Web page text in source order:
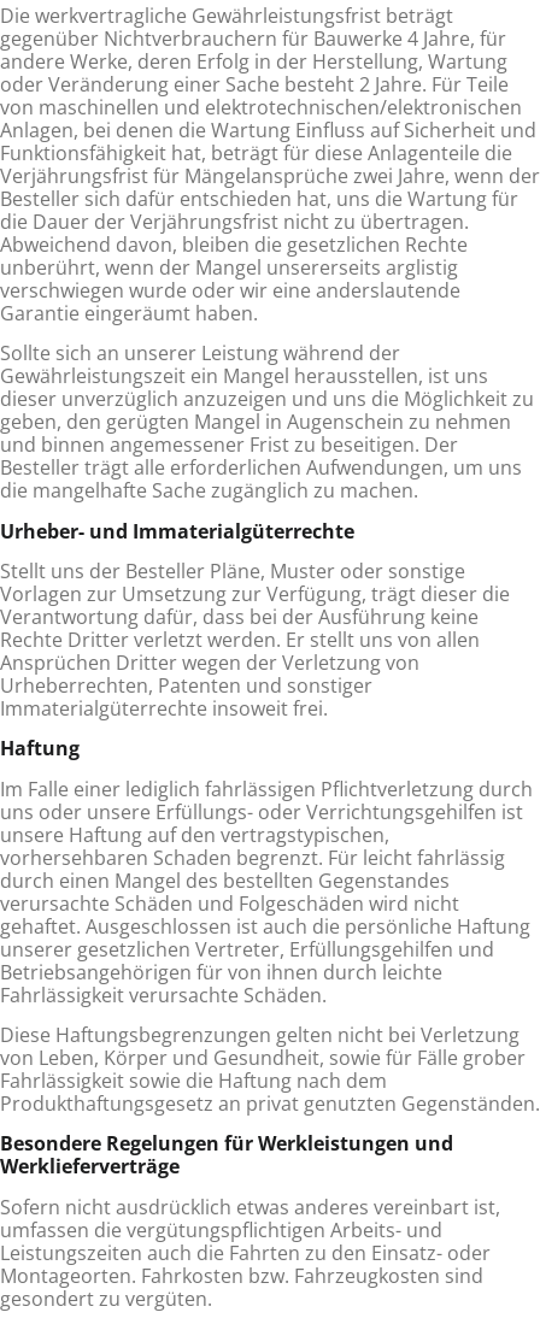
Die werkvertragliche Gewährleistungsfrist beträgt
gegenüber Nichtverbrauchern für Bauwerke 4 Jahre, für
andere Werke, deren Erfolg in der Herstellung, Wartung
oder Veränderung einer Sache besteht 2 Jahre. Für Teile
von maschinellen und elektrotechnischen/elektronischen
Anlagen, bei denen die Wartung Einfluss auf Sicherheit und
Funktionsfähigkeit hat, be­trägt für diese Anlagenteile die
Verjährungsfrist für Mängelansprüche zwei Jahre, wenn der
Besteller sich dafür entschie­den hat, uns die Wartung für
die Dauer der Verjährungsfrist nicht zu übertragen.
Abweichend davon, bleiben die gesetzlichen Rechte
unberührt, wenn der Mangel unsererseits arglistig
verschwiegen wurde oder wir eine anderslautende
Garantie eingeräumt haben.
Sollte sich an unserer Leistung während der
Gewährleistungszeit ein Mangel herausstellen, ist uns
dieser unverzüglich anzu­zeigen und uns die Möglichkeit zu
geben, den gerügten Mangel in Augenschein zu nehmen
und binnen angemessener Frist zu beseitigen. Der
Besteller trägt alle erforderlichen Aufwendungen, um uns
die mangelhafte Sache zugänglich zu machen.
Urheber- und Immaterialgüterrechte
Stellt uns der Besteller Pläne, Muster oder sonstige
Vorlagen zur Umsetzung zur Verfügung, trägt dieser die
Verantwor­tung dafür, dass bei der Ausführung keine
Rechte Dritter verletzt werden. Er stellt uns von allen
Ansprüchen Dritter wegen der Verletzung von
Urheberrechten, Patenten und sonstiger
Immaterialgüterrechte insoweit frei.
Haftung
Im Falle einer lediglich fahrlässigen Pflichtverletzung durch
uns oder unsere Erfüllungs- oder Verrichtungsgehilfen ist
unsere Haftung auf den vertragstypischen,
vorhersehbaren Schaden begrenzt. Für leicht fahrlässig
durch einen Mangel des bestell­ten Gegenstandes
verursachte Schäden und Folgeschäden wird nicht
gehaftet. Ausgeschlossen ist auch die persönliche Haftung
unserer gesetzlichen Vertreter, Erfüllungsgehilfen und
Betriebsangehörigen für von ihnen durch leichte
Fahrlässig­keit verursachte Schäden.
Diese Haftungsbegrenzungen gelten nicht bei Verletzung
von Leben, Körper und Gesundheit, sowie für Fälle grober
Fahrläs­sigkeit sowie die Haftung nach dem
Produkthaftungsgesetz an privat genutzten Gegenständen.
Besondere Regelungen für Werkleistungen und
Werklieferverträge
Sofern nicht ausdrücklich etwas anderes vereinbart ist,
umfassen die vergütungspflichtigen Arbeits- und
Leistungszeiten auch die Fahrten zu den Einsatz- oder
Montageorten. Fahrkosten bzw. Fahrzeugkosten sind
gesondert zu vergüten.